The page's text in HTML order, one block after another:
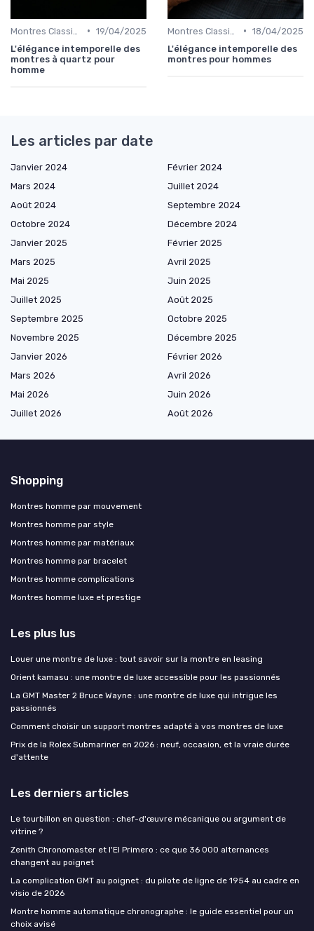
• 19/04/2025
L'élégance intemporelle des
montres à quartz pour
homme
• 18/04/2025
L'élégance intemporelle des
montres pour hommes
Les articles par date
Janvier 2024
Février 2024
Mars 2024
Juillet 2024
Août 2024
Septembre 2024
Octobre 2024
Décembre 2024
Janvier 2025
Février 2025
Mars 2025
Avril 2025
Mai 2025
Juin 2025
Juillet 2025
Août 2025
Septembre 2025
Octobre 2025
Novembre 2025
Décembre 2025
Janvier 2026
Février 2026
Mars 2026
Avril 2026
Mai 2026
Juin 2026
Juillet 2026
Août 2026
Shopping
Montres homme par mouvement
Montres homme par style
Montres homme par matériaux
Montres homme par bracelet
Montres homme complications
Montres homme luxe et prestige
Les plus lus
Louer une montre de luxe : tout savoir sur la montre en leasing
Orient kamasu : une montre de luxe accessible pour les passionnés
La GMT Master 2 Bruce Wayne : une montre de luxe qui intrigue les
passionnés
Comment choisir un support montres adapté à vos montres de luxe
Prix de la Rolex Submariner en 2026 : neuf, occasion, et la vraie durée
d'attente
Les derniers articles
Le tourbillon en question : chef-d'œuvre mécanique ou argument de
vitrine ?
Zenith Chronomaster et l'El Primero : ce que 36 000 alternances
changent au poignet
La complication GMT au poignet : du pilote de ligne de 1954 au cadre en
visio de 2026
Montre homme automatique chronographe : le guide essentiel pour un
choix avisé